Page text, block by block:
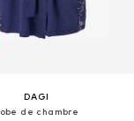
DAGI
de chambre